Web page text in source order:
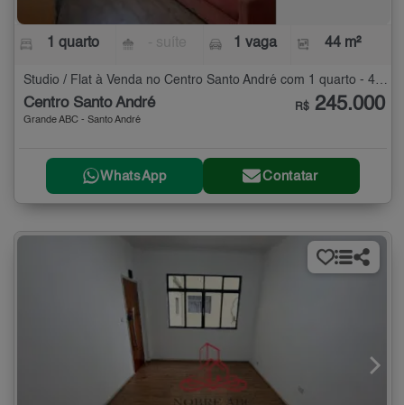
1 quarto 1 vaga 44 m²
Studio / Flat à Venda no Centro Santo André com 1 quarto - 44 m²
Centro Santo André
Grande ABC - Santo André
R$ 245.000
WhatsApp Contatar